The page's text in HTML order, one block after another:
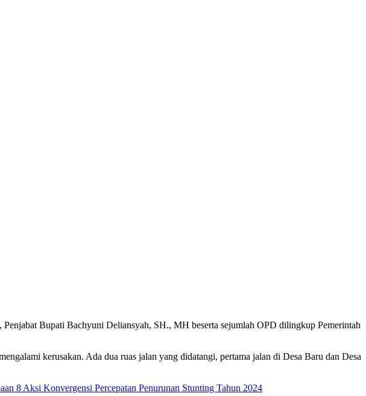
Bupati Bachyuni Deliansyah, SH., MH beserta sejumlah OPD dilingkup Pemerintah
kerusakan. Ada dua ruas jalan yang didatangi, pertama jalan di Desa Baru dan Desa
8 Aksi Konvergensi Percepatan Penurunan Stunting Tahun 2024